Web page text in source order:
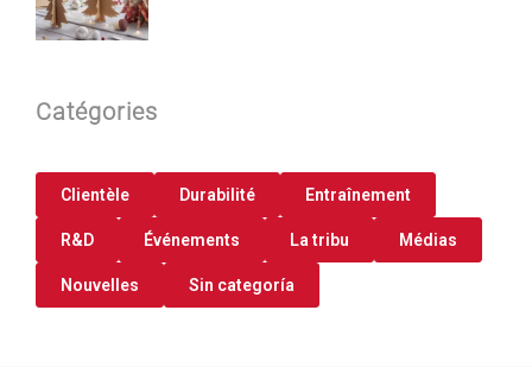
Catégories
Clientèle Durabilité Entraînement
R&D Événements La tribu Médias
Nouvelles Sin categoría